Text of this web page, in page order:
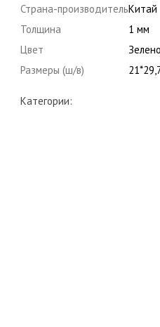
Страна-производительКитай
Толщина
1 мм
Цвет
Размеры (ш/в)
Категории: